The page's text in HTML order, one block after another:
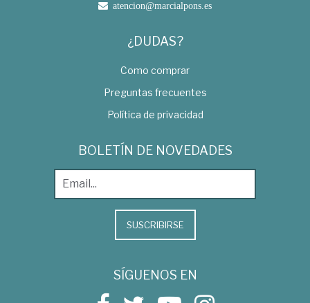
atencion@marcialpons.es
¿DUDAS?
Como comprar
Preguntas frecuentes
Política de privacidad
BOLETÍN DE NOVEDADES
SUSCRIBIRSE
SÍGUENOS EN